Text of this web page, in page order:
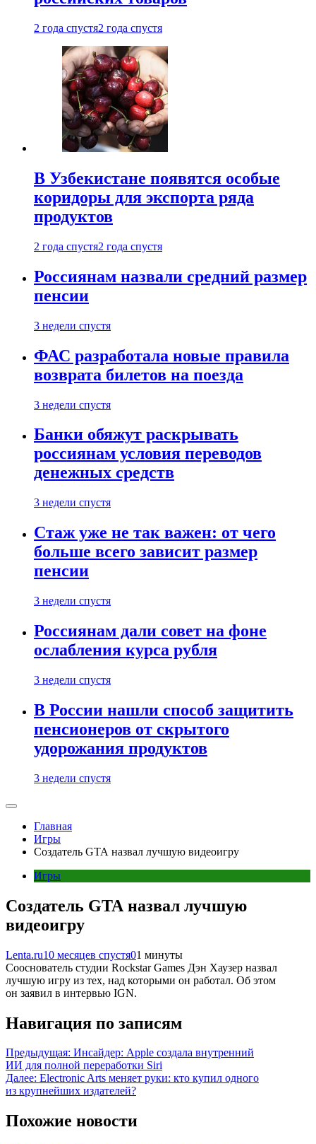
2 года спустя2 года спустя
В Узбекистане появятся особые
коридоры для экспорта ряда
продуктов
2 года спустя2 года спустя
Россиянам назвали средний размер
пенсии
3 недели спустя
ФАС разработала новые правила
возврата билетов на поезда
3 недели спустя
Банки обяжут раскрывать
россиянам условия переводов
денежных средств
3 недели спустя
Стаж уже не так важен: от чего
больше всего зависит размер
пенсии
3 недели спустя
Россиянам дали совет на фоне
ослабления курса рубля
3 недели спустя
В России нашли способ защитить
пенсионеров от скрытого
удорожания продуктов
3 недели спустя
Главная
Игры
Создатель GTA назвал лучшую видеоигру
Игры
Создатель GTA назвал лучшую
видеоигру
Lenta.ru10 месяцев спустя01 минуты
Сооснователь студии Rockstar Games Дэн Хаузер назвал
лучшую игру из тех, над которыми он работал. Об этом
он заявил в интервью IGN.
Навигация по записям
Предыдущая: Инсайдер: Apple создала внутренний
ИИ для полной переработки Siri
Далее: Electronic Arts меняет руки: кто купил одного
из крупнейших издателей?
Похожие новости